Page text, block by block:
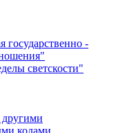
государственно -
светскости"
кодами